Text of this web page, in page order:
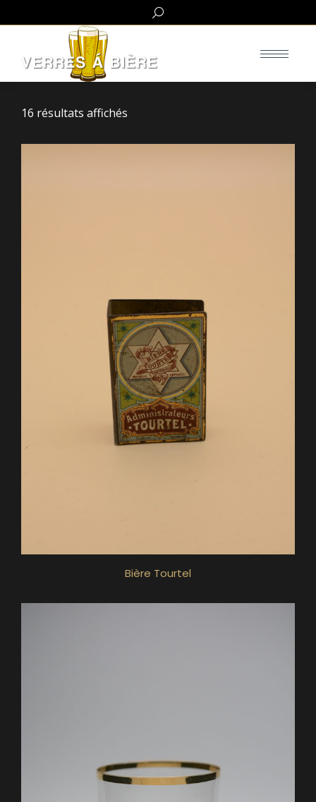
Search:
16 résultats affichés
Bière Tourtel